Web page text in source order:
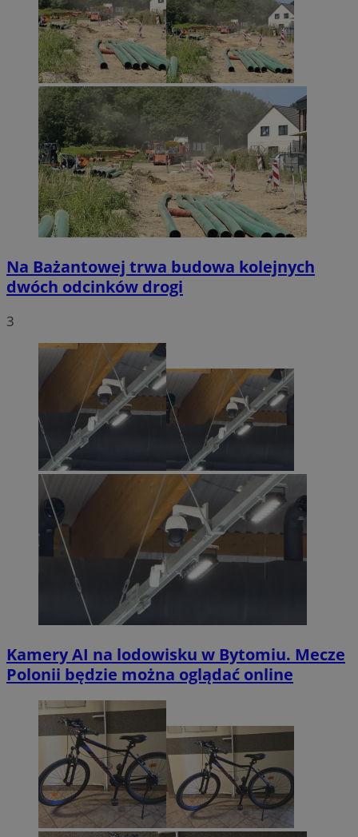
Na Bażantowej trwa budowa kolejnych
dwóch odcinków drogi
3
Kamery AI na lodowisku w Bytomiu. Mecze
Polonii będzie można oglądać online